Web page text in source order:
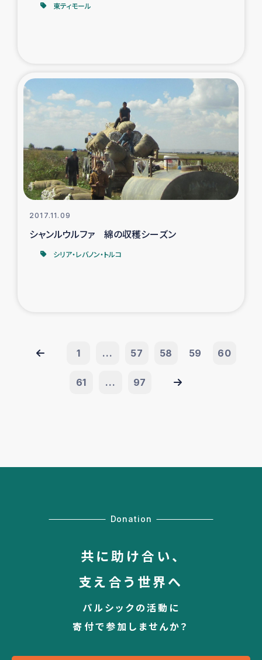
東ティモール
2017.11.09
シャンルウルファ 綿の収穫シーズン
シリア・レバノン・トルコ
1 ... 57 58 59 60
61 ... 97
Donation
共に助け合い、
支え合う世界へ
パルシックの活動に
寄付で参加しませんか？